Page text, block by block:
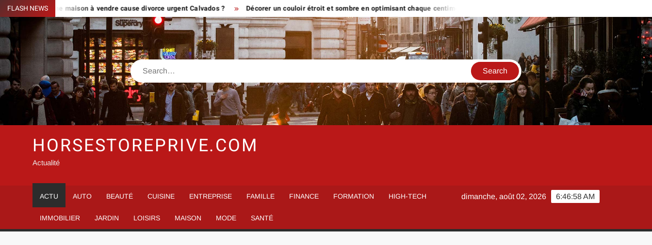
Skip
to
content
FLASH NEWS
avec une maison à vendre cause divorce urgent Calvados ? Décorer un couloir étroit et sombre en optimisant chaque centimètre
Search
HORSESTOREPRIVE.COM
Actualité
ACTU AUTO BEAUTÉ CUISINE ENTREPRISE FAMILLE FINANCE FORMATION HIGH-TECH
IMMOBILIER JARDIN LOISIRS MAISON MODE SANTÉ
6:46:59 AM
dimanche, août 02, 2026